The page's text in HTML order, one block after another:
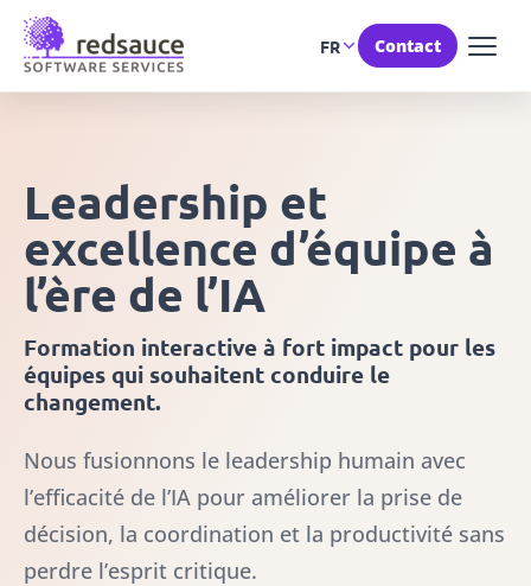
FR Contact
Leadership et
excellence d’équipe à
l’ère de l’IA
Formation interactive à fort impact pour les
équipes qui souhaitent conduire le
changement.
Nous fusionnons le leadership humain avec
l’efficacité de l’IA pour améliorer la prise de
décision, la coordination et la productivité sans
perdre l’esprit critique.